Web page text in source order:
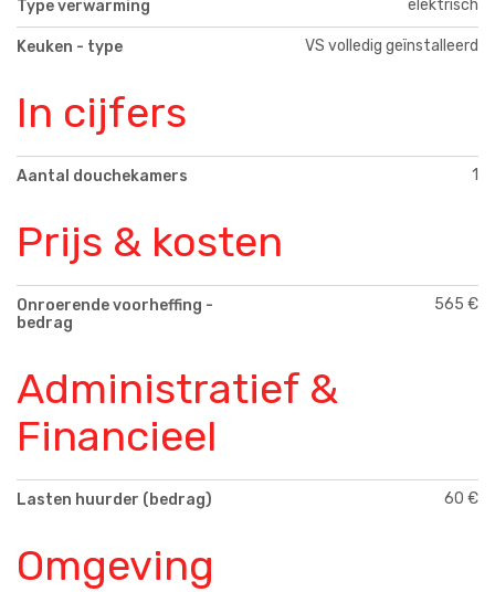
Type verwarming elektrisch
Keuken - type VS volledig geïnstalleerd
In cijfers
Aantal douchekamers 1
Prijs & kosten
Onroerende voorheffing -
bedrag
565 €
Administratief &
Financieel
Lasten huurder (bedrag) 60 €
Omgeving